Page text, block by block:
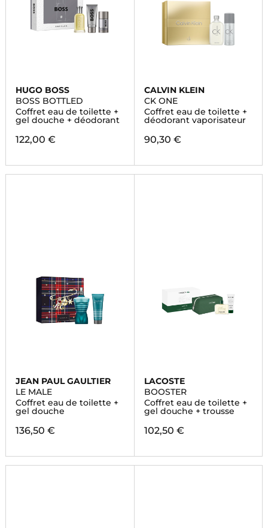
HUGO BOSS
BOSS BOTTLED
Coffret eau de toilette +
gel douche + déodorant
122,00 €
CALVIN KLEIN
CK ONE
Coffret eau de toilette +
déodorant vaporisateur
90,30 €
JEAN PAUL GAULTIER
LE MALE
Coffret eau de toilette +
gel douche
136,50 €
LACOSTE
BOOSTER
Coffret eau de toilette +
gel douche + trousse
102,50 €